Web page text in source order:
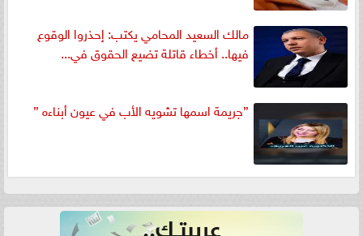
مالك السعيد المحامي يكتب: إحذروا الوقوع
فيها.. أخطاء قاتلة تضيع الحقوق في...
”جريمة اسمها تشويه الأب في عيون أبناءه ”